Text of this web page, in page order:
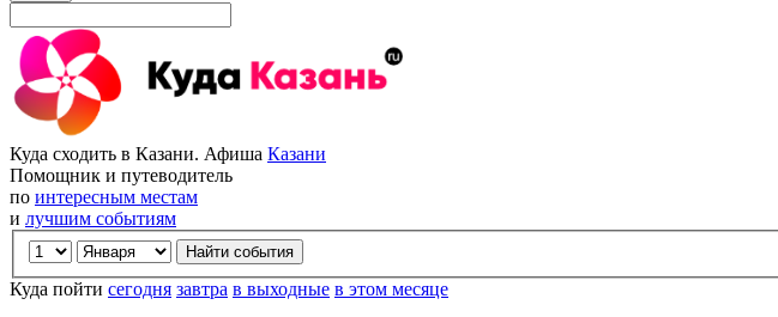
Куда сходить в Казани. Афиша Казани
Помощник и путеводитель
по интересным местам
и лучшим событиям
Куда пойти сегодня завтра в выходные в этом месяце